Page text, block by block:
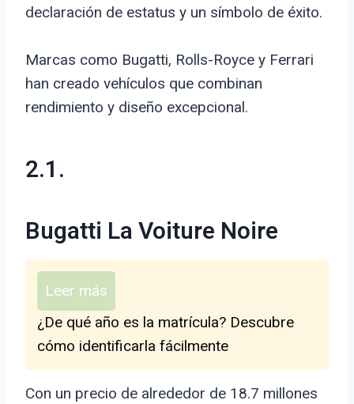
declaración de estatus y un símbolo de éxito.
Marcas como Bugatti, Rolls-Royce y Ferrari
han creado vehículos que combinan
rendimiento y diseño excepcional.
2.1.
Bugatti La Voiture Noire
Leer más
¿De qué año es la matrícula? Descubre
cómo identificarla fácilmente
Con un precio de alrededor de 18.7 millones